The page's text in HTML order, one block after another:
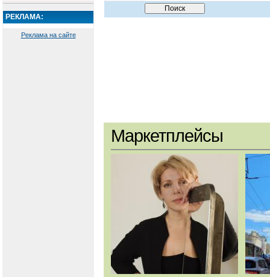
РЕКЛАМА:
Реклама на сайте
Маркетплейсы